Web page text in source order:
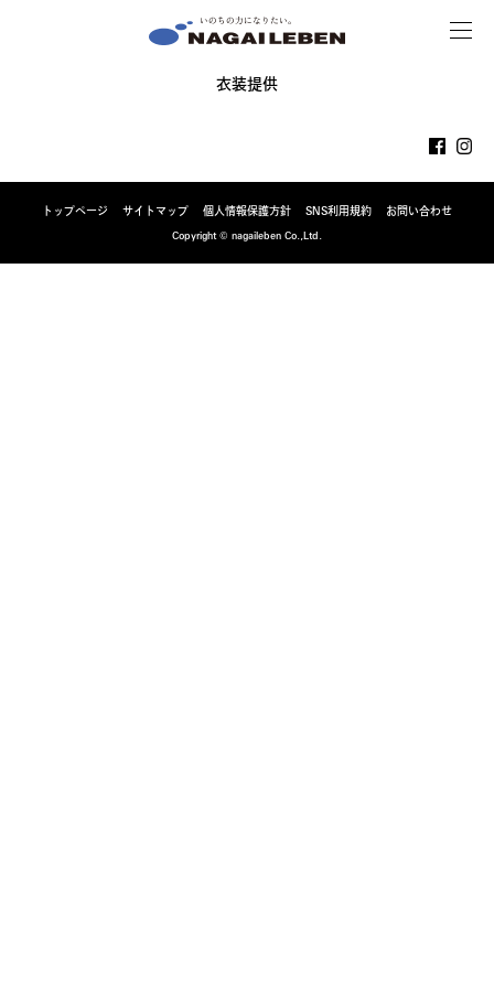
MENU
衣装提供
トップページ サイトマップ 個人情報保護方針 SNS利用規約
お問い合わせ
Copyright © nagaileben Co.,Ltd.